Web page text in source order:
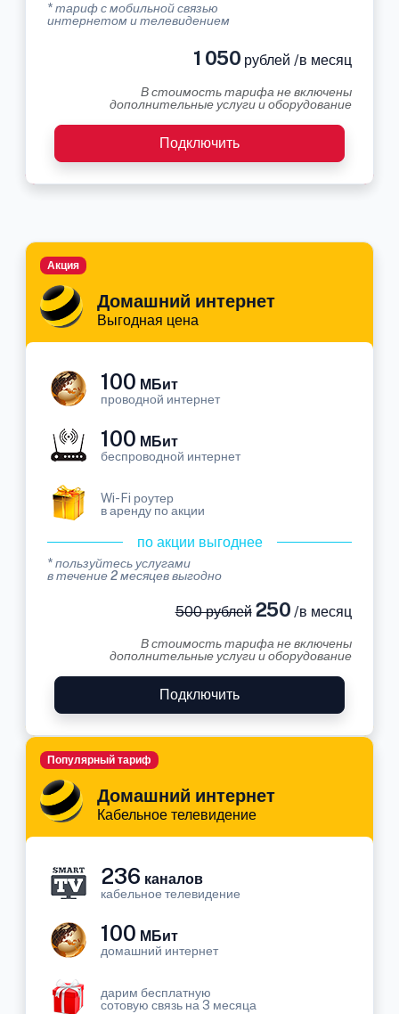
* тариф с мобильной связью
интернетом и телевидением
1 050 рублей /в месяц
В стоимость тарифа не включены
дополнительные услуги и оборудование
Подключить
Домашний интернет
Выгодная цена
Акция
100 МБит
проводной интернет
100 МБит
беспроводной интернет
Wi-Fi роутер
в аренду по акции
по акции выгоднее
* пользуйтесь услугами
в течение 2 месяцев выгодно
500 рублей250 /в месяц
В стоимость тарифа не включены
дополнительные услуги и оборудование
Подключить
Домашний интернет
Кабельное телевидение
Популярный тариф
236 каналов
кабельное телевидение
100 МБит
домашний интернет
дарим бесплатную
сотовую связь на 3 месяца